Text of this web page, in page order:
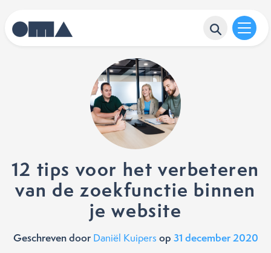
12 tips voor het verbeteren
van de zoekfunctie binnen
je website
Geschreven door Daniël Kuipers op 31 december 2020